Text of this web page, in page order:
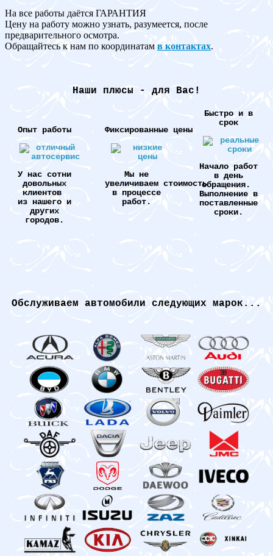
На все работы даётся ГАРАНТИЯ
Цену на работу можно узнать, разумеется, после
предварительного осмотра.
Обращайтесь к нам по координатам в контактах.
Наши плюсы - для Вас!
Опыт работы
У нас сотни
довольных
клиентов
из нашего и
других
городов.
Фиксированные цены
Мы не
увеличиваем стоимость
в процессе
работ.
Быстро и в
срок
Начало работ
в день
обращения.
Выполнение в
поставленные
сроки.
Обслуживаем автомобили следующих марок...